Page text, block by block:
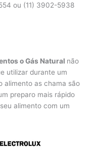
ou (11) 3902-5938
o Gás Natural não
utilizar durante um
alimento as chama são
preparo mais rápido
alimento com um